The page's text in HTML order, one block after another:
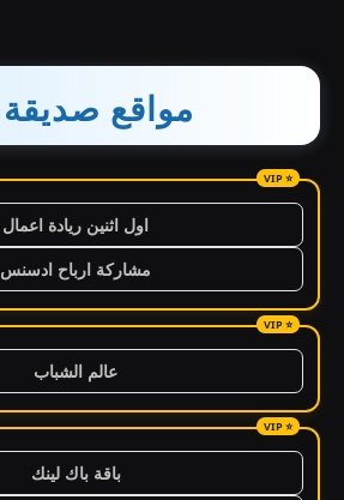
مواقع صديقة
اول اثنين ريادة اعمال
مشاركة ارباح ادسنس
عالم الشباب
باقة باك لينك